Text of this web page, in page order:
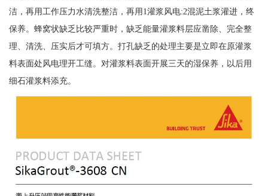
洁，再用工作压力水清洗整洁，再用1灌浆风电:2混泥土浆灌进，终
保养。蜂窝状缺乏比较严重时，缺乏能量灌浆料层应凿除、完全整
理、清洗、压实后才可填方。打孔缺乏的处理主要是立即在原灌浆
料表面处风电理开工缝。对灌浆料表面开展三天的湿保养，以后用
细石灌浆料添充。